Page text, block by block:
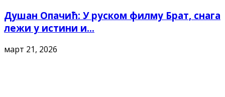
Душан Опачић: У руском филму Брат, снага
лежи у истини и...
март 21, 2026